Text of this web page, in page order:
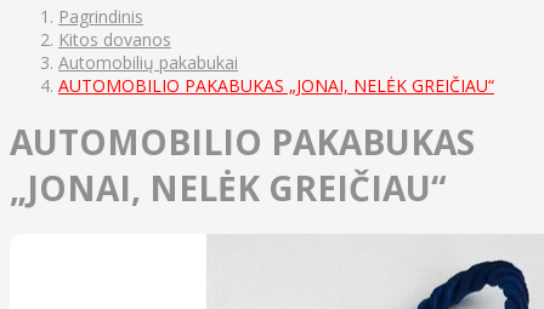
Pagrindinis
Kitos dovanos
Automobilių pakabukai
AUTOMOBILIO PAKABUKAS „JONAI, NELĖK GREIČIAU“
AUTOMOBILIO PAKABUKAS
„JONAI, NELĖK GREIČIAU“